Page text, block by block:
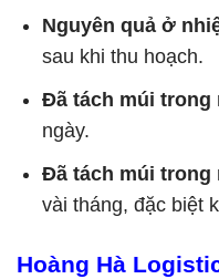
Nguyên quả ở
sau khi thu hoạch.
Đã tách múi trong
ngày.
Đã tách múi trong
vài tháng, đặc biệt
Hoàng Hà